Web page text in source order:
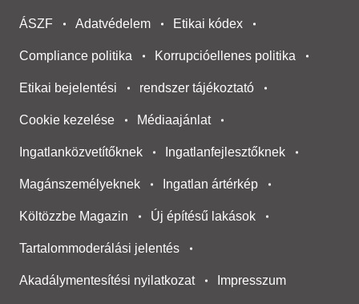
ÁSZF Adatvédelem Etikai kódex
Compliance politika Korrupcióellenes politika
Etikai bejelentési rendszer tájékoztató
Cookie kezelése Médiaajánlat
Ingatlanközvetítőknek Ingatlanfejlesztőknek
Magánszemélyeknek Ingatlan ártérkép
Költözzbe Magazin Új építésű lakások
Tartalommoderálási jelentés
Akadálymentesítési nyilatkozat Impresszum